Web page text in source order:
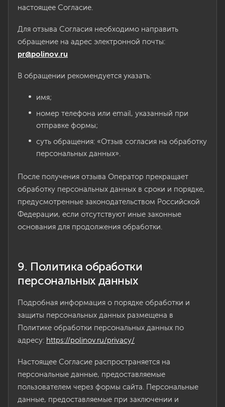
настоящее Согласие.
Для отзыва Согласия необходимо направить
обращение на адрес электронной почты:
pr@polinov.ru
В обращении рекомендуется указать:
имя;
номер телефона или email, указанный при
отправке формы;
суть обращения: «Отзыв согласия на обработку
персональных данных».
После получения отзыва Оператор прекращает
обработку персональных данных в сроки и порядке,
предусмотренные законодательством Российской
Федерации, если отсутствуют иные законные
основания для продолжения обработки.
9. Политика обработки
персональных данных
Подробная информация о порядке обработки и
защиты персональных данных размещена в
Политике обработки персональных данных по
адресу: https://polinov.ru/privacy/
Настоящее Согласие распространяется на
персональные данные, предоставляемые
пользователем через формы сайта. Персональные
данные, предоставляемые при заключении и